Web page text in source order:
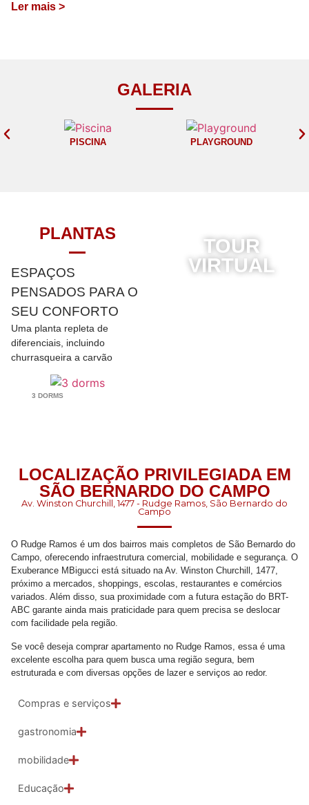
Ler mais >
GALERIA
PISCINA PLAYGROUND
3 DORMS
PLANTAS
ESPAÇOS
PENSADOS PARA O
SEU CONFORTO
Uma planta repleta de
diferenciais, incluindo
churrasqueira a carvão
TOUR
VIRTUAL
LOCALIZAÇÃO PRIVILEGIADA EM
SÃO BERNARDO DO CAMPO
Av. Winston Churchill, 1477 - Rudge Ramos, São Bernardo do
Campo
O Rudge Ramos é um dos bairros mais completos de São Bernardo do
Campo, oferecendo infraestrutura comercial, mobilidade e segurança. O
Exuberance MBigucci está situado na Av. Winston Churchill, 1477,
próximo a mercados, shoppings, escolas, restaurantes e comércios
variados. Além disso, sua proximidade com a futura estação do BRT-
ABC garante ainda mais praticidade para quem precisa se deslocar
com facilidade pela região.
Se você deseja comprar apartamento no Rudge Ramos, essa é uma
excelente escolha para quem busca uma região segura, bem
estruturada e com diversas opções de lazer e serviços ao redor.
Compras e serviços
gastronomia
mobilidade
Educação